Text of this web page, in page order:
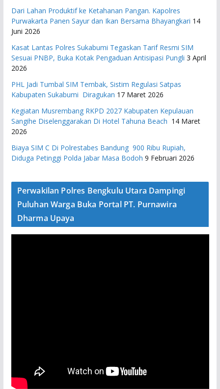
Dari Lahan Produktif ke Ketahanan Pangan. Kapolres
Purwakarta Panen Sayur dan Ikan Bersama Bhayangkari 14
Juni 2026
Kasat Lantas Polres Sukabumi Tegaskan Tarif Resmi SIM
Sesuai PNBP, Buka Kotak Pengaduan Antisipasi Pungli 3 April
2026
PHL Jadi Tumbal SIM Tembak, Sistim Regulasi Satpas
Kabupaten Sukabumi Diragukan 17 Maret 2026
Kegiatan Musrembang RKPD 2027 ​Kabupaten Kepulauan
Sangihe Diselenggarakan Di Hotel Tahuna Beach 14 Maret
2026
Biaya SIM C Di Polrestabes Bandung 900 Ribu Rupiah,
Diduga Petinggi Polda Jabar Masa Bodoh 9 Februari 2026
Perwakilan Polres Bengkulu Utara Dampingi
Puluhan Warga Buka Portal PT. Purnawira
Dharma Upaya